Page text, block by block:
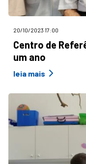
20/10/2023 17:00
Centro de
um ano
leia mais